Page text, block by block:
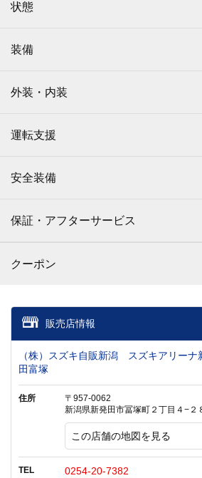
状態
装備
外装・内装
運転支援
安全装備
保証・アフターサービス
クーポン
販売店情報
（株）スズキ自販新潟 スズキアリーナ
田富塚
住所
〒957-0062
新潟県新発田市冨塚町２丁目４−２
この店舗の地図を見る
TEL 0254-20-7382